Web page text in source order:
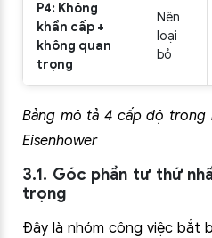
P4: Không
khẩn cấp +
không quan
trọng
Nên
loại
bỏ
Bảng mô tả 4 cấp độ trong
Eisenhower
3.1. Góc phần tư thứ
trọng
Đây là nhóm công việc bắt